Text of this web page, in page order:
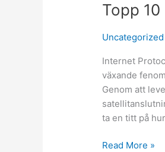
Topp
Uncategorized
Internet
växande
Genom att
ta en titt på
Topp
IPTV-
Read More »